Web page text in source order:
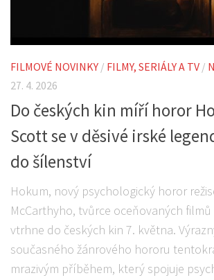
FILMOVÉ NOVINKY / FILMY, SERIÁLY A TV /
27. 4. 2026
Do českých kin míří horor
Scott se v děsivé irské
do šílenství
Hokum, nový psychologický horor
McCarthyho, tvůrce oceňovaných filmů
vtrhne do českých kin 7. května.
současného žánrového hororu
mrazivým příběhem, který spojuje